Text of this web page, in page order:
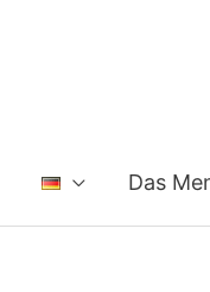
Das